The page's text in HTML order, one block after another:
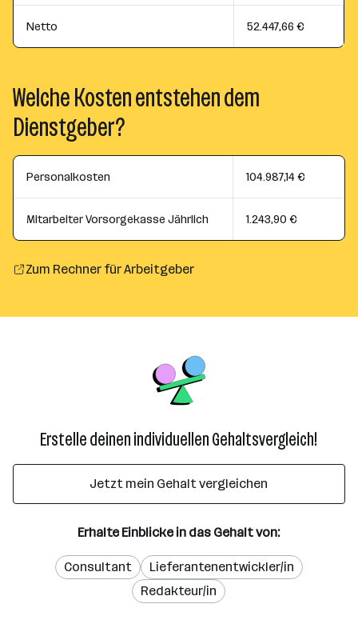
Netto 52.447,66 €
Welche Kosten entstehen dem
Dienstgeber?
Personalkosten 104.987,14 €
Mitarbeiter Vorsorgekasse Jährlich 1.243,90 €
Zum Rechner für Arbeitgeber
Erstelle deinen individuellen Gehaltsvergleich!
Jetzt mein Gehalt vergleichen
Erhalte Einblicke in das Gehalt von:
Consultant
Lieferantenentwickler/in
Redakteur/in